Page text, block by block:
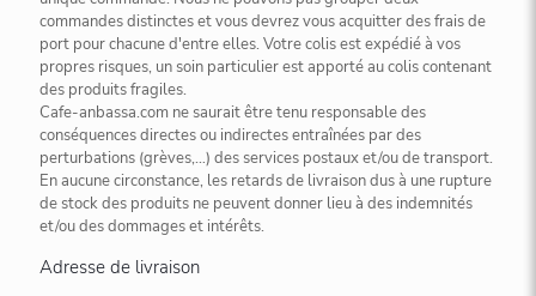
commandes distinctes et vous devrez vous acquitter des frais de
port pour chacune d'entre elles. Votre colis est expédié à vos
propres risques, un soin particulier est apporté au colis contenant
des produits fragiles.
Cafe-anbassa.com ne saurait être tenu responsable des
conséquences directes ou indirectes entraînées par des
perturbations (grèves,…) des services postaux et/ou de transport.
En aucune circonstance, les retards de livraison dus à une rupture
de stock des produits ne peuvent donner lieu à des indemnités
et/ou des dommages et intérêts.
Adresse de livraison